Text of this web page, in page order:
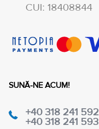
CUI: 18408844
SUNĂ-NE ACUM!
+40 318 241 592
+40 318 241 593